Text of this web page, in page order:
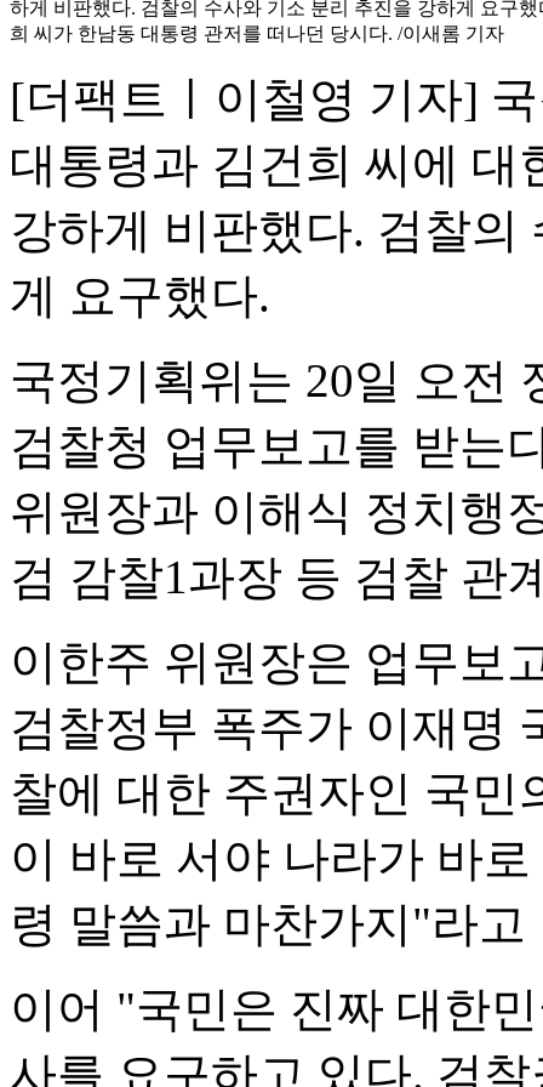
하게 비판했다. 검찰의 수사와 기소 분리 추진을 강하게 요구
희 씨가 한남동 대통령 관저를 떠나던 당시다. /이새롬 기자
[더팩트ㅣ이철영 기자]
대통령과 김건희 씨에 대
강하게 비판했다. 검찰의
게 요구했다.
국정기획위는 20일 오전
검찰청 업무보고를 받는
위원장과 이해식 정치행
검 감찰1과장 등 검찰 관
이한주 위원장은 업무보
검찰정부 폭주가 이재명
찰에 대한 주권자인 국민
이 바로 서야 나라가 바
령 말씀과 마찬가지"라고
이어 "국민은 진짜 대한
사를 요구하고 있다. 검